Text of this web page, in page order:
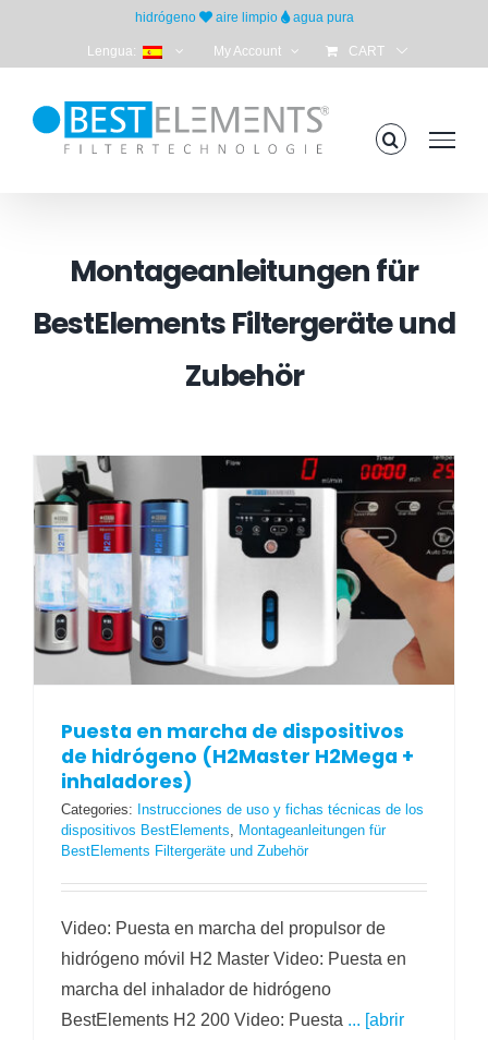
hidrógeno aire limpio agua pura
Lengua: My Account CART
Montageanleitungen für
BestElements Filtergeräte und
Zubehör
Puesta en marcha de dispositivos
de hidrógeno (H2Master H2Mega +
inhaladores)
Categories: Instrucciones de uso y fichas técnicas de los
dispositivos BestElements, Montageanleitungen für
BestElements Filtergeräte und Zubehör
Video: Puesta en marcha del propulsor de
hidrógeno móvil H2 Master Video: Puesta en
marcha del inhalador de hidrógeno
BestElements H2 200 Video: Puesta ... [abrir